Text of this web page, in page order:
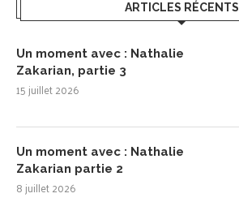
ARTICLES RÉCENTS
Un moment avec : Nathalie
Zakarian, partie 3
15 juillet 2026
Un moment avec : Nathalie
Zakarian partie 2
8 juillet 2026